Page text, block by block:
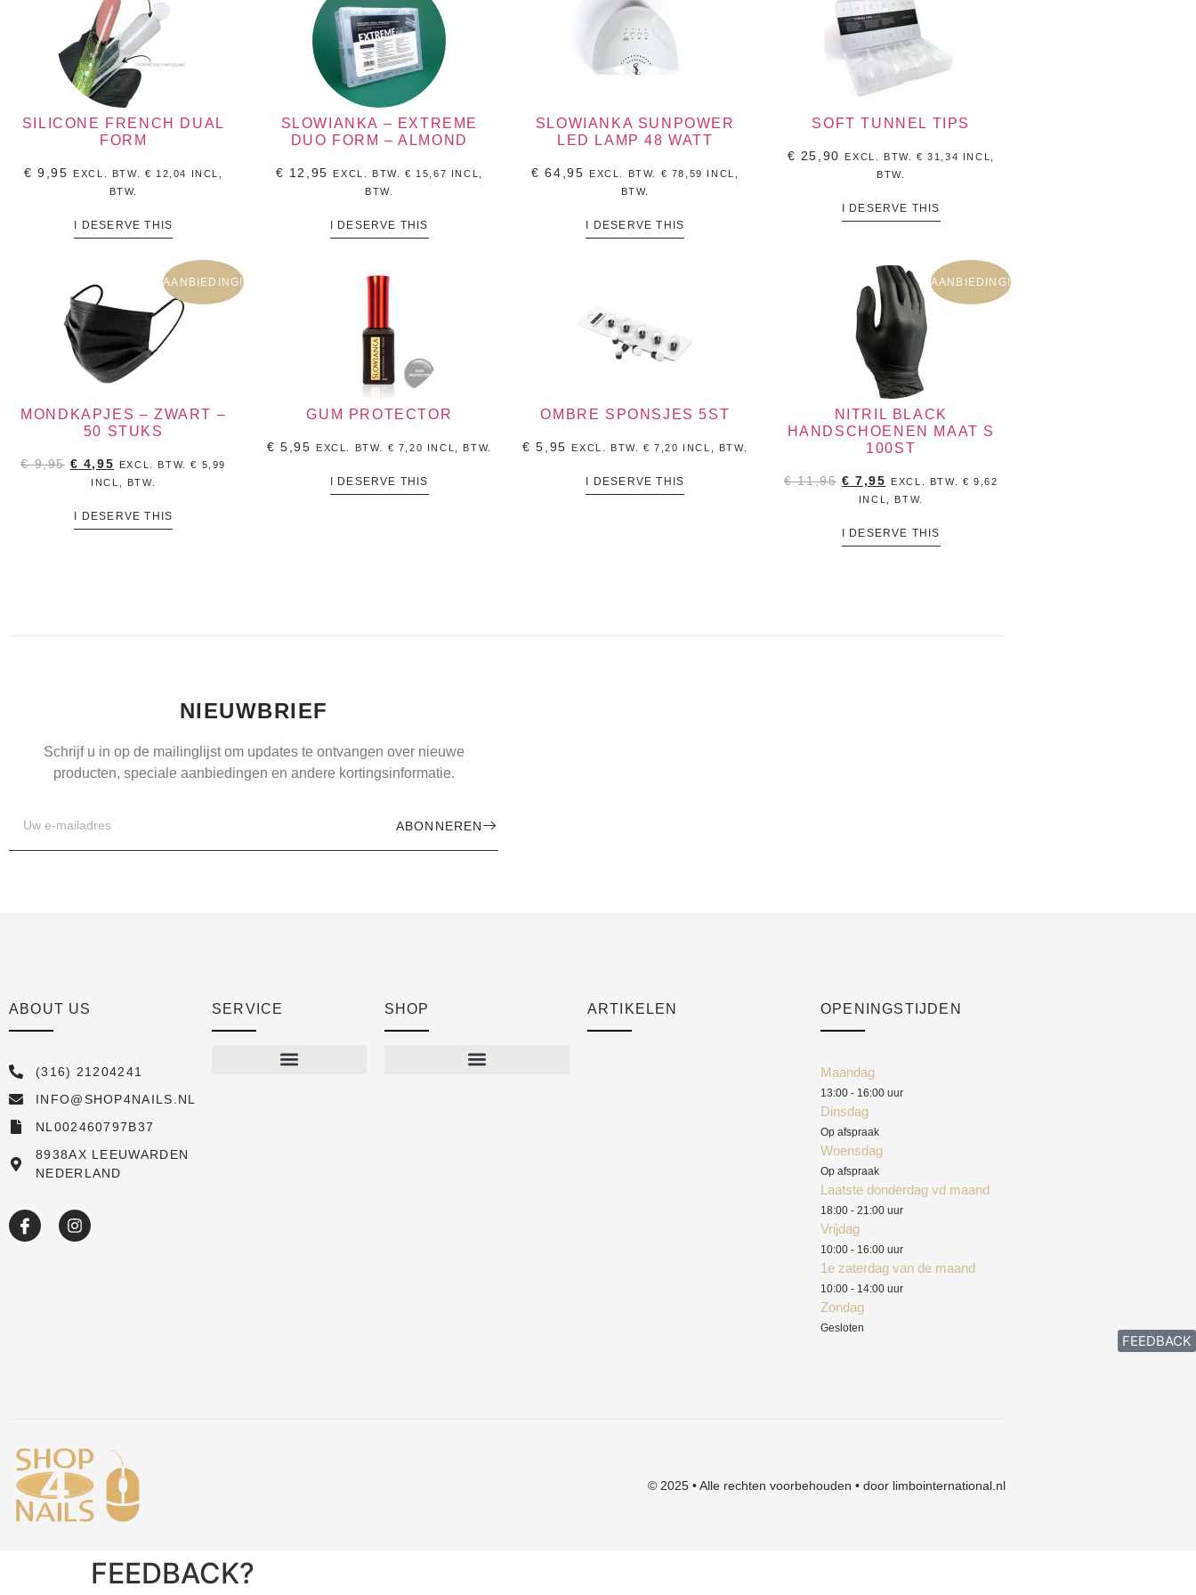
SILICONE FRENCH DUAL
FORM
€ 9,95 EXCL. BTW. € 12,04
INCL,
BTW.
I DESERVE THIS
SLOWIANKA – EXTREME
DUO FORM – ALMOND
€ 12,95 EXCL. BTW.€ 15,67 INCL,
BTW.
I DESERVE THIS
SLOWIANKA SUNPOWER
LED LAMP 48 WATT
€ 64,95 EXCL. BTW. € 78,59 INCL,
BTW.
I DESERVE THIS
SOFT TUNNEL TIPS
€ 25,90 EXCL. BTW.€ 31,34 INCL,
BTW.
I DESERVE THIS
AANBIEDING!
MONDKAPJES – ZWART –
50 STUKS
€9,95 € 4,95 EXCL. BTW.€ 5,99
INCL, BTW.
I DESERVE THIS
GUM PROTECTOR
€ 5,95 EXCL. BTW. € 7,20 INCL, BTW.
I DESERVE THIS
OMBRE SPONSJES 5ST
€ 5,95 EXCL. BTW.€ 7,20 INCL, BTW.
I DESERVE THIS
AANBIEDING!
NITRIL BLACK
HANDSCHOENEN MAAT S
100ST
€11,95 € 7,95 EXCL. BTW. € 9,62
INCL, BTW.
I DESERVE THIS
NIEUWBRIEF
Schrijf u in op de mailinglijst om updates te ontvangen over nieuwe
producten, speciale aanbiedingen en andere kortingsinformatie.
ABONNEREN
ABOUT US
(316) 21204241
INFO@SHOP4NAILS.NL
NL002460797B37
8938AX LEEUWARDEN
NEDERLAND
SERVICE SHOP ARTIKELEN OPENINGSTIJDEN
Maandag
13:00 - 16:00 uur
Dinsdag
Op afspraak
Woensdag
Op afspraak
Laatste donderdag vd maand
18:00 - 21:00 uur
Vrijdag
10:00 - 16:00 uur
1e zaterdag van de maand
10:00 - 14:00 uur
Zondag
Gesloten
© 2025 • Alle rechten voorbehouden • door limbointernational.nl
FEEDBACK?
FEEDBACK